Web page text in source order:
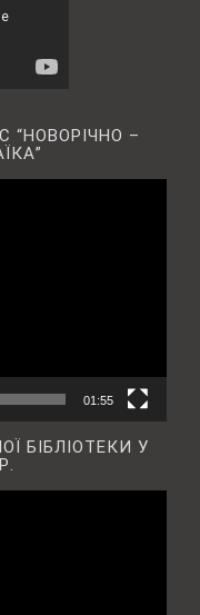
“НОВОРІЧНО –
01:55
БІБЛІОТЕКИ У